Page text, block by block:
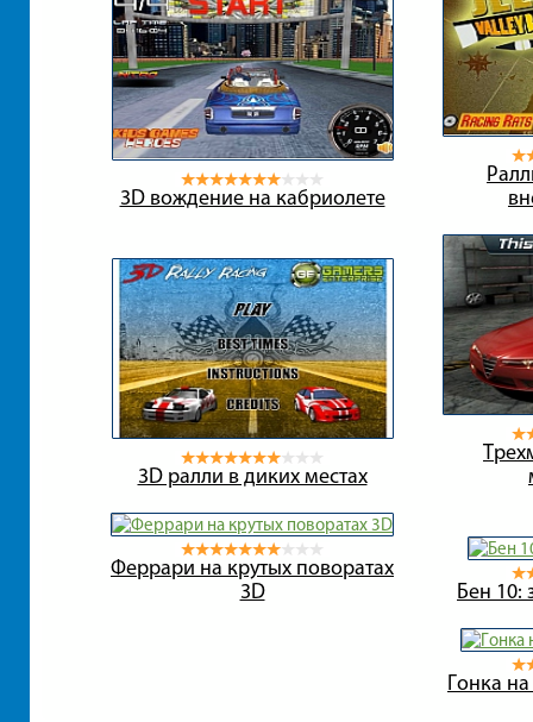
3D вождение на кабриолете
3D ралли в диких местах
Феррари на крутых поворатах
3D
Бен 10:
Гонка